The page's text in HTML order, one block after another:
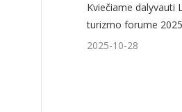
Kviečiame dalyvauti
turizmo forume 2025
2025-10-28